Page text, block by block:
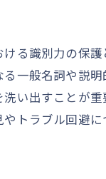
る識別力の保護
一般名詞や説明
い出すことが
トラブル回避に